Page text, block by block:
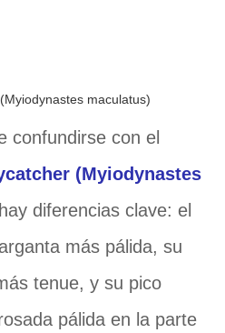
maculatus)
confundirse con el
(Myiodynastes
diferencias clave: el
más pálida, su
tenue, y su pico
pálida en la parte